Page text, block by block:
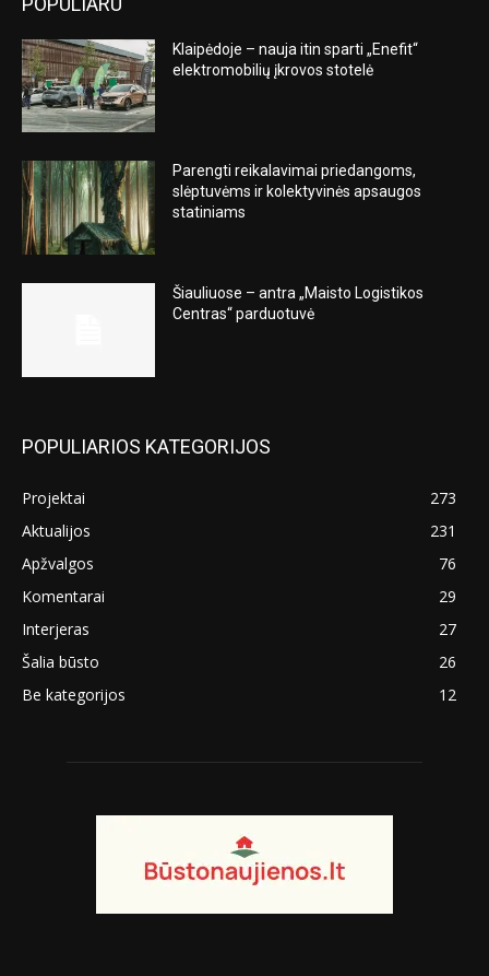
Klaipėdoje – nauja itin sparti „Enefit“
elektromobilių įkrovos stotelė
Parengti reikalavimai priedangoms,
slėptuvėms ir kolektyvinės apsaugos
statiniams
Šiauliuose – antra „Maisto Logistikos
Centras“ parduotuvė
POPULIARIOS KATEGORIJOS
Projektai
273
Aktualijos
231
Apžvalgos
76
Komentarai
29
Interjeras
27
Šalia būsto
26
Be kategorijos
12